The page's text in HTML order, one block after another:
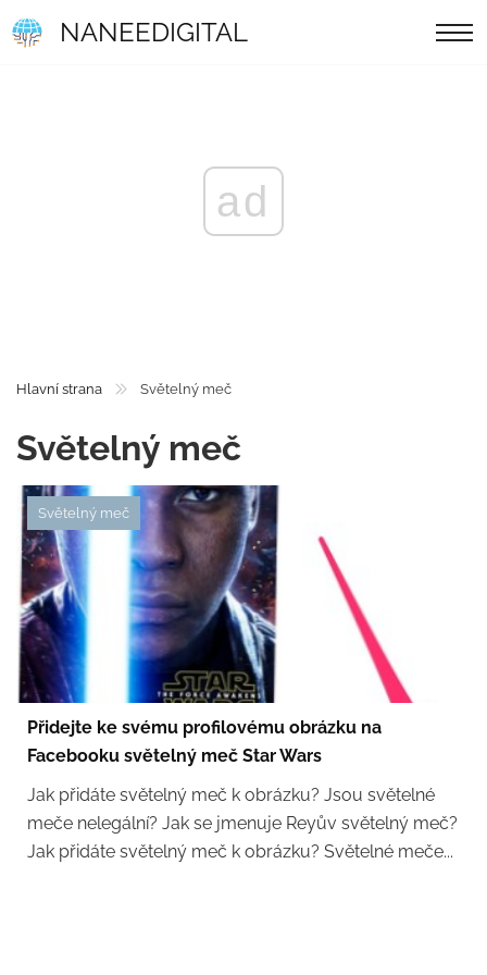
NANEEDIGITAL
ad
Hlavní strana Světelný meč
Světelný meč
Světelný meč
Přidejte ke svému profilovému obrázku na
Facebooku světelný meč Star Wars
Jak přidáte světelný meč k obrázku? Jsou světelné
meče nelegální? Jak se jmenuje Reyův světelný meč?
Jak přidáte světelný meč k obrázku? Světelné meče...